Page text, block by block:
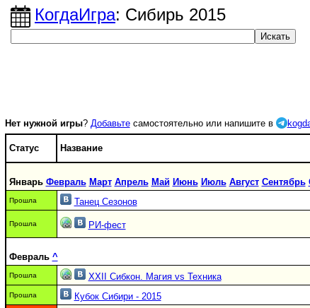
КогдаИгра: Сибирь 2015
Нет нужной игры? Добавьтесамостоятельно или напишите в
Статус Название
Январь Февраль Март Апрель Май Июнь Июль Август Сентябрь
Прошла Танец Сезонов
Прошла РИ-фест
Февраль ^
Прошла XXII Сибкон. Магия vs Техника
Прошла Кубок Сибири - 2015